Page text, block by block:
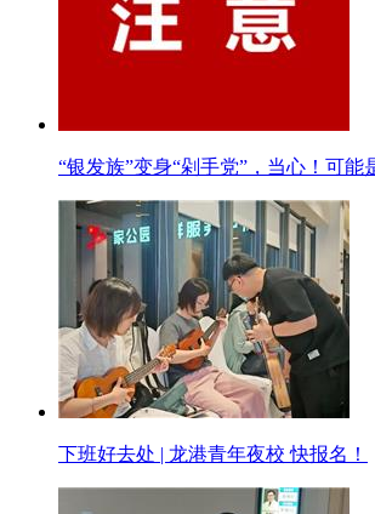
“银发族”变身“剁手党”，当心！可能
下班好去处 | 龙港青年夜校 快报名！